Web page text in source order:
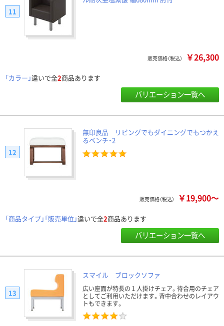
11
販売価格（税込） ￥26,300
「カラー」違いで全2商品あります
バリエーション一覧へ
無印良品 リビングでもダイニングでもつかえ
るベンチ・2
12
販売価格（税込） ￥19,900～
「商品タイプ」「販売単位」違いで全2商品あります
バリエーション一覧へ
スマイル ブロックソファ
広い座面が特長の１人掛けチェア。待合用のチェア
としてご利用いただけます。背中合わせのレイアウ
トもできます。
13